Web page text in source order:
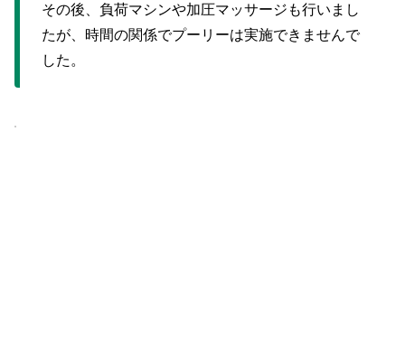
その後、負荷マシンや加圧マッサージも行いまし
たが、時間の関係でプーリーは実施できませんで
した。